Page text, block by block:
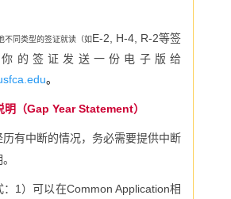
不同类型的签证就读（如E-2, H-4, R-2等签
的签证发送一份电子版给
。
明（Gap Year Statement）
有中断的情况，务必需要提供中断
1）可以在Common Application相